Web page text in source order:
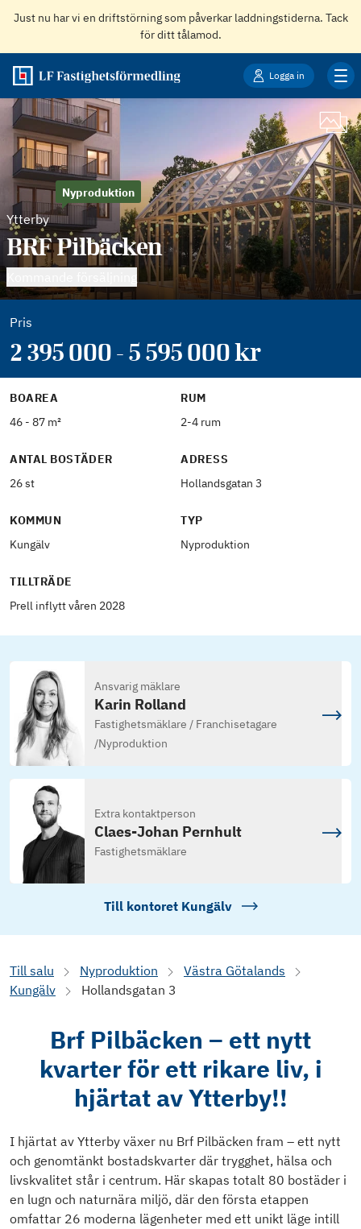
Just nu har vi en driftstörning som påverkar laddningstiderna. Tack
för ditt tålamod.
Logga in
Ytterby
Nyproduktion
BRF Pilbäcken
Pris
2 395 000 - 5 595 000 kr
BOAREA
46 - 87 m²
RUM
2-4 rum
ANTAL BOSTÄDER
26 st
ADRESS
Hollandsgatan 3
KOMMUN
Kungälv
TYP
Nyproduktion
TILLTRÄDE
Prell inflytt våren 2028
Ansvarig mäklare
Karin Rolland
Fastighetsmäklare / Franchisetagare
/Nyproduktion
Extra kontaktperson
Claes-Johan Pernhult
Fastighetsmäklare
Till kontoret Kungälv
Till salu Nyproduktion
Västra Götalands
Kungälv
Hollandsgatan 3
Brf Pilbäcken – ett nytt
kvarter för ett rikare liv, i
hjärtat av Ytterby!!
I hjärtat av Ytterby växer nu Brf Pilbäcken fram – ett nytt
och genomtänkt bostadskvarter där trygghet, hälsa och
livskvalitet står i centrum. Här skapas totalt 80 bostäder i
en lugn och naturnära miljö, där den första etappen
omfattar 26 moderna lägenheter med ett unikt läge intill